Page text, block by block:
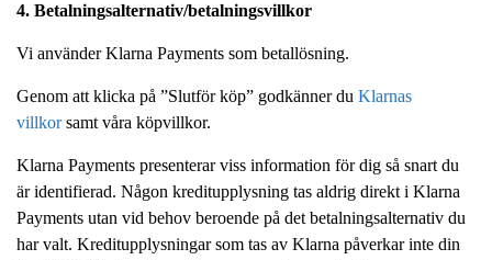
4. Betalningsalternativ/betalningsvillkor
Vi använder Klarna Payments som betallösning.
Genom att klicka på ”Slutför köp” godkänner du Klarnas
villkorsamt våra köpvillkor.
Klarna Payments presenterar viss information för dig så snart du
är identifierad. Någon kreditupplysning tas aldrig direkt i Klarna
Payments utan vid behov beroende på det betalningsalternativ du
har valt. Kreditupplysningar som tas av Klarna påverkar inte din